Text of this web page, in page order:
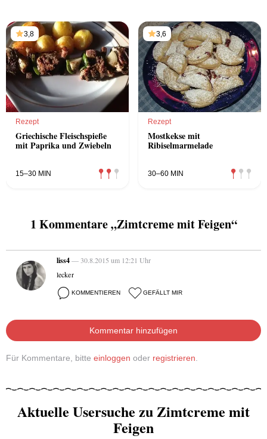
3,8
Rezept
Griechische Fleischspieße
mit Paprika und Zwiebeln
15–30 MIN
3,6
Rezept
Mostkekse mit
Ribiselmarmelade
30–60 MIN
1 Kommentare „Zimtcreme mit Feigen“
liss4— 30.8.2015 um 12:21 Uhr
lecker
KOMMENTIEREN GEFÄLLT MIR
Kommentar hinzufügen
Für Kommentare, bitte einloggen oder registrieren.
Aktuelle Usersuche zu Zimtcreme mit
Feigen